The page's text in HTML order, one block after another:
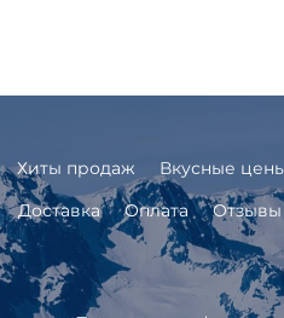
Хиты продаж
Вкусные
Доставка Оплата Отзывы